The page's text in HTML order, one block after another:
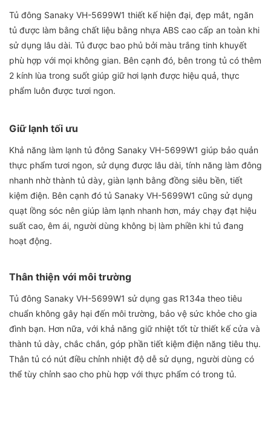
Tủ đông Sanaky VH-5699W1 thiết kế hiện đại, đẹp mắt, ngăn
tủ được làm bằng chất liệu bằng nhựa ABS cao cấp an toàn khi
sử dụng lâu dài. Tủ được bao phủ bởi màu trắng tinh khuyết
phù hợp với mọi không gian. Bên cạnh đó, bên trong tủ có thêm
2 kính lùa trong suốt giúp giữ hơi lạnh được hiệu quả, thực
phẩm luôn được tươi ngon.
Giữ lạnh tối ưu
Khả năng làm lạnh tủ đông Sanaky VH-5699W1 giúp bảo quản
thực phẩm tươi ngon, sử dụng được lâu dài, tính năng làm đông
nhanh nhờ thành tủ dày, giàn lạnh bằng đồng siêu bền, tiết
kiệm điện. Bên cạnh đó tủ Sanaky VH-5699W1 cũng sử dụng
quạt lồng sóc nên giúp làm lạnh nhanh hơn, máy chạy đạt hiệu
suất cao, êm ái, người dùng không bị làm phiền khi tủ đang
hoạt động.
Thân thiện với môi trường
Tủ đông Sanaky VH-5699W1 sử dụng gas R134a theo tiêu
chuẩn không gây hại đến môi trường, bảo vệ sức khỏe cho gia
đình bạn. Hơn nữa, với khả năng giữ nhiệt tốt từ thiết kế cửa và
thành tủ dày, chắc chắn, góp phần tiết kiệm điện năng tiêu thụ.
Thân tủ có nút điều chỉnh nhiệt độ dễ sử dụng, người dùng có
thể tùy chỉnh sao cho phù hợp với thực phẩm có trong tủ.